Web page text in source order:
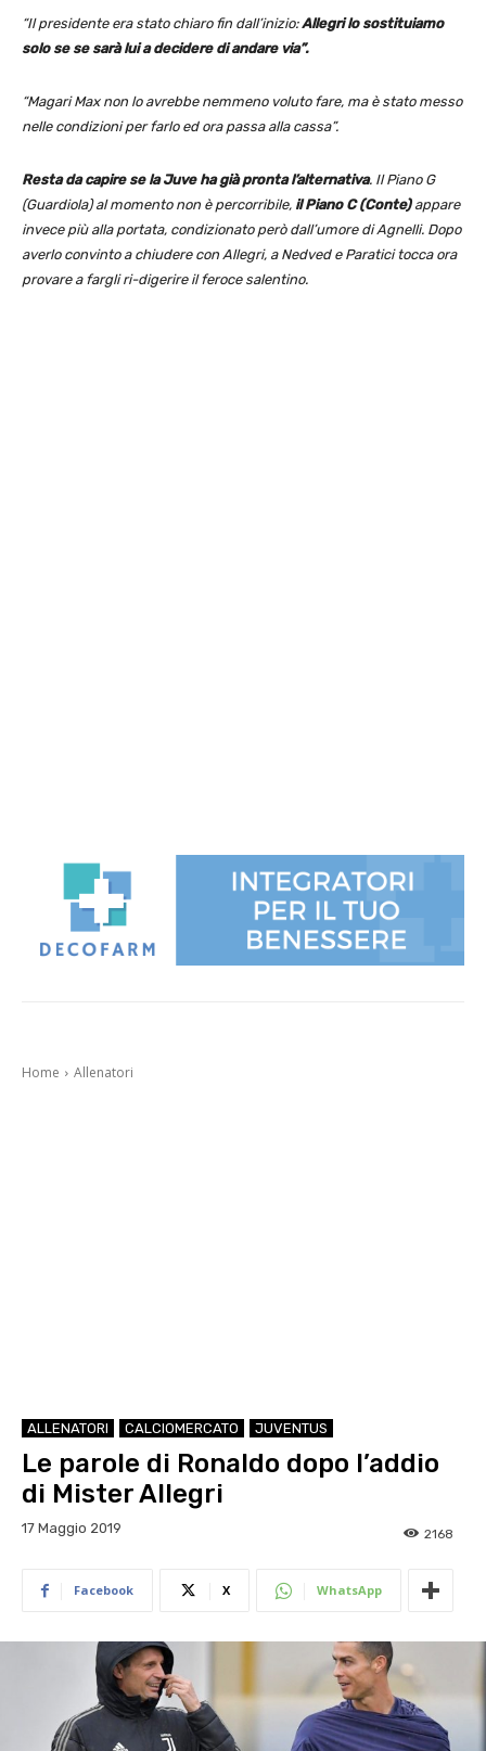
“Il presidente era stato chiaro fin dall’inizio:Allegri lo sostituiamo
solo se se sarà lui a decidere di andare via”.
“Magari Max non lo avrebbe nemmeno voluto fare, ma è stato messo
nelle condizioni per farlo ed ora passa alla cassa”.
Resta da capire se la Juve ha già pronta l’alternativa. Il Piano G
(Guardiola) al momento non è percorribile, il Piano C (Conte)appare
invece più alla portata, condizionato però dall’umore di Agnelli. Dopo
averlo convinto a chiudere con Allegri, a Nedved e Paratici tocca ora
provare a fargli ri-digerire il feroce salentino.